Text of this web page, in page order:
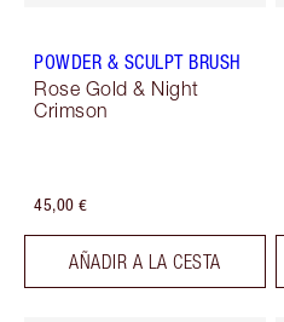
POWDER & SCULPT BRUSH
Rose Gold & Night
Crimson
45,00 €
AÑADIR A LA CESTA